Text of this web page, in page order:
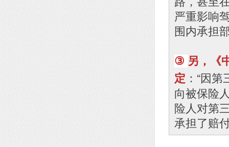
严重影响
围内承担
③ 另，《
定 ：“因
向被保险
险人对第
承担了赔